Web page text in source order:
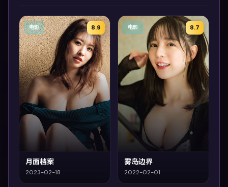
8.9
电影
月面档案
2023-02-18
8.7
电影
雾岛边界
2022-02-01